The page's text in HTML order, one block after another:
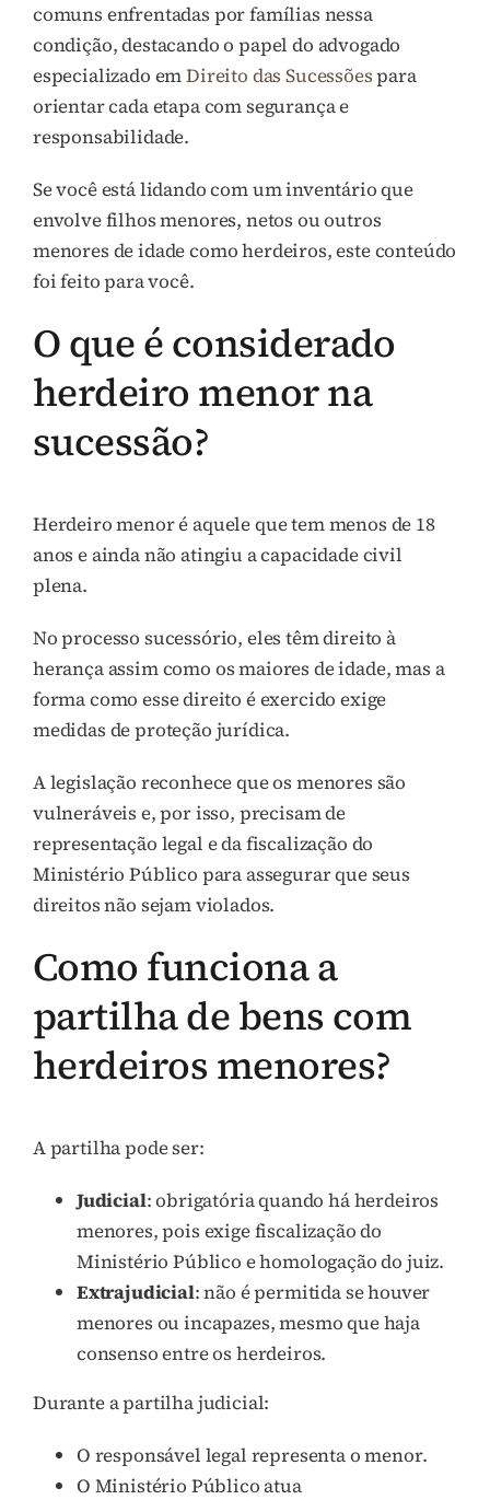
comuns enfrentadas por famílias nessa
condição, destacando o papel do advogado
especializado emDireito das Sucessõespara
orientar cada etapa com segurança e
responsabilidade.
Se você está lidando com um inventário que
envolve filhos menores, netos ou outros
menores de idade como herdeiros, este conteúdo
foi feito para você.
O que é considerado
herdeiro menor na
sucessão?
Herdeiro menor é aquele que tem menos de 18
anos e ainda não atingiu a capacidade civil
plena.
No processo sucessório, eles têm direito à
herança assim como os maiores de idade, mas a
forma como esse direito é exercido exige
medidas de proteção jurídica.
A legislação reconhece que os menores são
vulneráveis e, por isso, precisam de
representação legal e da fiscalização do
Ministério Público para assegurar que seus
direitos não sejam violados.
Como funciona a
partilha de bens com
herdeiros menores?
A partilha pode ser:
Judicial: obrigatória quando há herdeiros
menores, pois exige fiscalização do
Ministério Público e homologação do juiz.
Extrajudicial: não é permitida se houver
menores ou incapazes, mesmo que haja
consenso entre os herdeiros.
Durante a partilha judicial:
O responsável legal representa o menor.
O Ministério Público atua